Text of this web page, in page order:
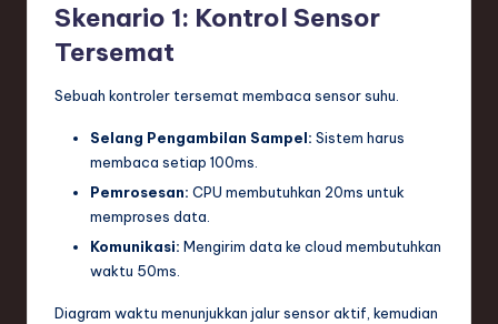
Skenario 1: Kontrol Sensor
Tersemat
Sebuah kontroler tersemat membaca sensor suhu.
Selang Pengambilan Sampel: Sistem harus
membaca setiap 100ms.
Pemrosesan: CPU membutuhkan 20ms untuk
memproses data.
Komunikasi: Mengirim data ke cloud membutuhkan
waktu 50ms.
Diagram waktu menunjukkan jalur sensor aktif, kemudian